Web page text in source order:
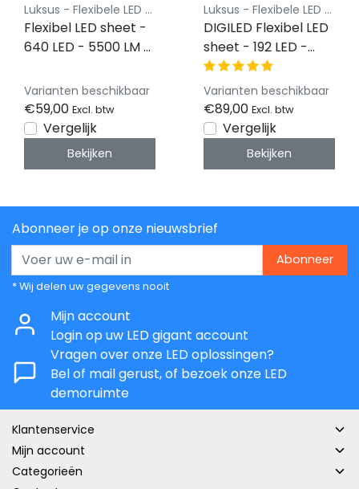
Luksus - Flexibele LED vellen
Flexibel LED sheet -
640 LED - 5500 LM -
Dimbaar - 24 volt
IP20 - 24,5 x 49cm -
Koppelbaar LED
Sheet
Varianten beschikbaar
€59,00 Excl. btw
Vergelijk
Bekijken
Luksus - Flexibele LED vellen
DIGILED Flexibel LED
sheet - 192 LED -
5500 LM - 48W -
RGB - Dimbaar - 24
volt IP20 - 24,5 x
49cm - Koppelbaar
LED Sheet
Varianten beschikbaar
€89,00 Excl. btw
Vergelijk
Bekijken
Abonneer je op onze nieuwsbrief
Abonneer
* Wij delen uw gegevens nooit
Mijn account
Login op uw LED gigant account
Vragen over onze LED oplossingen?
Bel of mail gerust, of bezoek onze LED
demoruimte
Klantenservice
Mijn account
Categorieën